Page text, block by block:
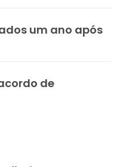
um ano após
de